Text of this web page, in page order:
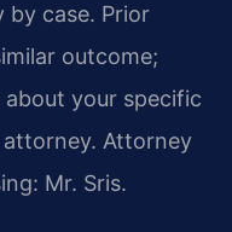
by case. Prior
outcome;
about your specific
Attorney
Mr. Sris.